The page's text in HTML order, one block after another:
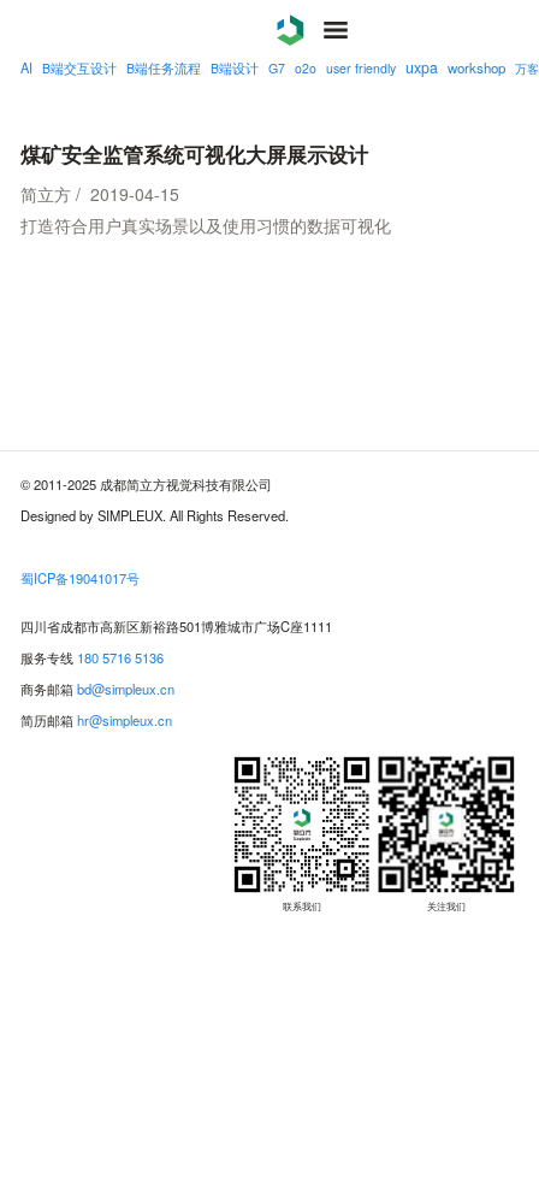
案例
服务
关于
AI B端交互设计 B端任务流程 B端设计 G7 o2o user friendly uxpa workshop 万
煤矿安全监管系统可视化大屏展示设计
简立方 / 2019-04-15
打造符合用户真实场景以及使用习惯的数据可视化
© 2011-2025 成都简立方视觉科技有限公司
Designed by SIMPLEUX. All Rights Reserved.
蜀ICP备19041017号
四川省成都市高新区新裕路501博雅城市广场C座1111
服务专线 180 5716 5136
商务邮箱bd@simpleux.cn
简历邮箱hr@simpleux.cn
联系我们 关注我们